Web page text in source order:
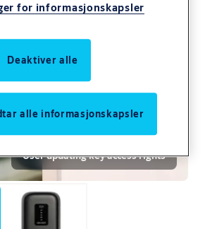
User updating key access rights
for informasjonskapsler
Deaktiver alle
alle informasjonskapsler